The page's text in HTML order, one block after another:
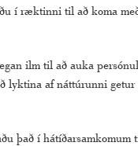
í ræktinni til að koma
ilm til að auka
af náttúrunni
það í